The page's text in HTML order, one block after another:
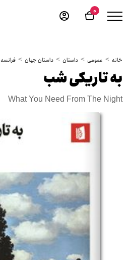
0
خانه عمومی داستان داستان جهان فرانسه
به تاریکی شب
What You Need From The Night